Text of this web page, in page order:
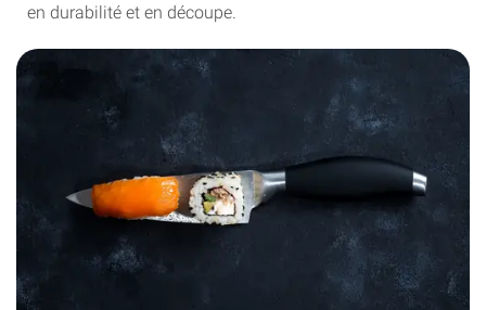
en durabilité et en découpe.